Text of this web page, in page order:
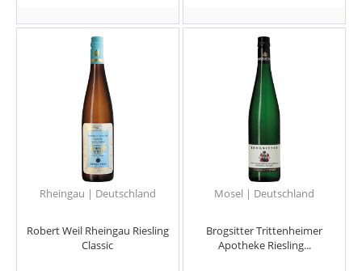
Rheingau | Deutschland
Robert Weil Rheingau Riesling
Classic
Mosel | Deutschland
Brogsitter Trittenheimer
Apotheke Riesling...